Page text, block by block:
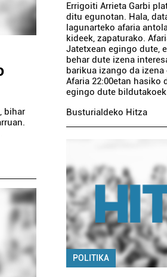
bihar
Errigoiti Arrieta Garbi
ditu egunotan. Hala,
lagunarteko afaria
kideek, zapaturako.
Jatetxean egingo dute,
behar dute izena
barikua izango da
Afaria 22:00etan hasiko
egingo dute
Busturialdeko Hitza
POLITIKA